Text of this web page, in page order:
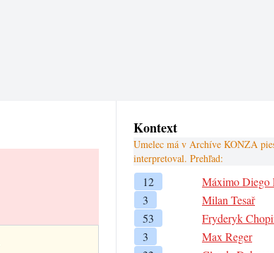
Kontext
Umelec má v Archíve KONZA
interpretoval. Prehľad:
12
Máximo Diego
3
Milan Tesař
53
Fryderyk
3
Max Reger